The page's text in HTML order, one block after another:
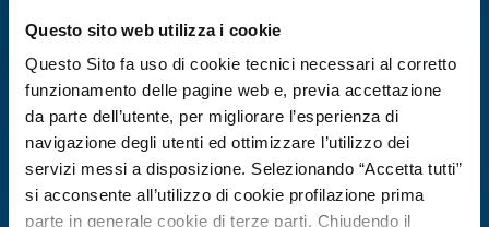
Questo sito web utilizza i cookie
Questo Sito fa uso di cookie tecnici necessari al corretto
funzionamento delle pagine web e, previa accettazione
da parte dell’utente, per migliorare l’esperienza di
navigazione degli utenti ed ottimizzare l’utilizzo dei
servizi messi a disposizione. Selezionando “Accetta tutti”
si acconsente all’utilizzo di cookie profilazione prima
parte in generale cookie di terze parti. Chiudendo il
Scade il20 novembre 2026